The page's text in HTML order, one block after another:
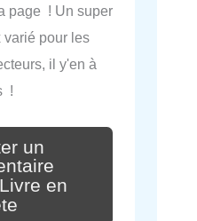
page ! Un super
varié pour les
il y'en à
!
un
en